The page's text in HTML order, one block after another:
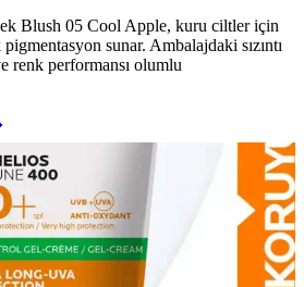
Blush 05 Cool Apple, kuru ciltler için
sunar. Ambalajdaki sızıntı
renk performansı olumlu